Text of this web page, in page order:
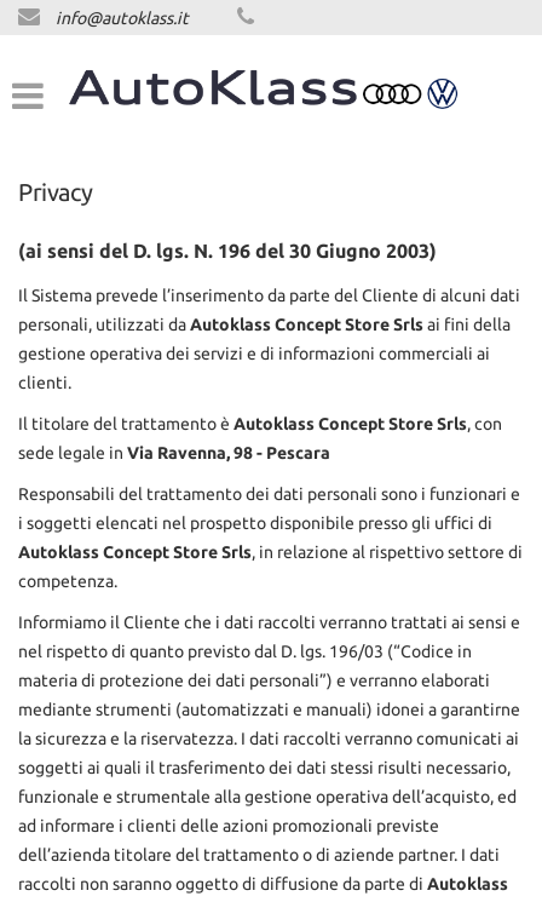
HOME
LISTA VEICOLI
ASSISTENZA
CONTATTI
NEWS
NEWS
AREA COMMERCIANTI
info@autoklass.it
Privacy
(ai sensi del D. lgs. N. 196 del 30 Giugno 2003)
Il Sistema prevede l’inserimento da parte del Cliente di alcuni dati
personali, utilizzati daAutoklass Concept Store Srlsai fini della
gestione operativa dei servizi e di informazioni commerciali ai
clienti.
Il titolare del trattamento è Autoklass Concept Store Srls, con
sede legale in Via Ravenna, 98 - Pescara
Responsabili del trattamento dei dati personali sono i funzionari e
i soggetti elencati nel prospetto disponibile presso gli uffici di
Autoklass Concept Store Srls, in relazione al rispettivo settore di
competenza.
Informiamo il Cliente che i dati raccolti verranno trattati ai sensi e
nel rispetto di quanto previsto dal D. lgs. 196/03 (“Codice in
materia di protezione dei dati personali”) e verranno elaborati
mediante strumenti (automatizzati e manuali) idonei a garantirne
la sicurezza e la riservatezza. I dati raccolti verranno comunicati ai
soggetti ai quali il trasferimento dei dati stessi risulti necessario,
funzionale e strumentale alla gestione operativa dell’acquisto, ed
ad informare i clienti delle azioni promozionali previste
dell’azienda titolare del trattamento o di aziende partner. I dati
raccolti non saranno oggetto di diffusione da parte di Autoklass